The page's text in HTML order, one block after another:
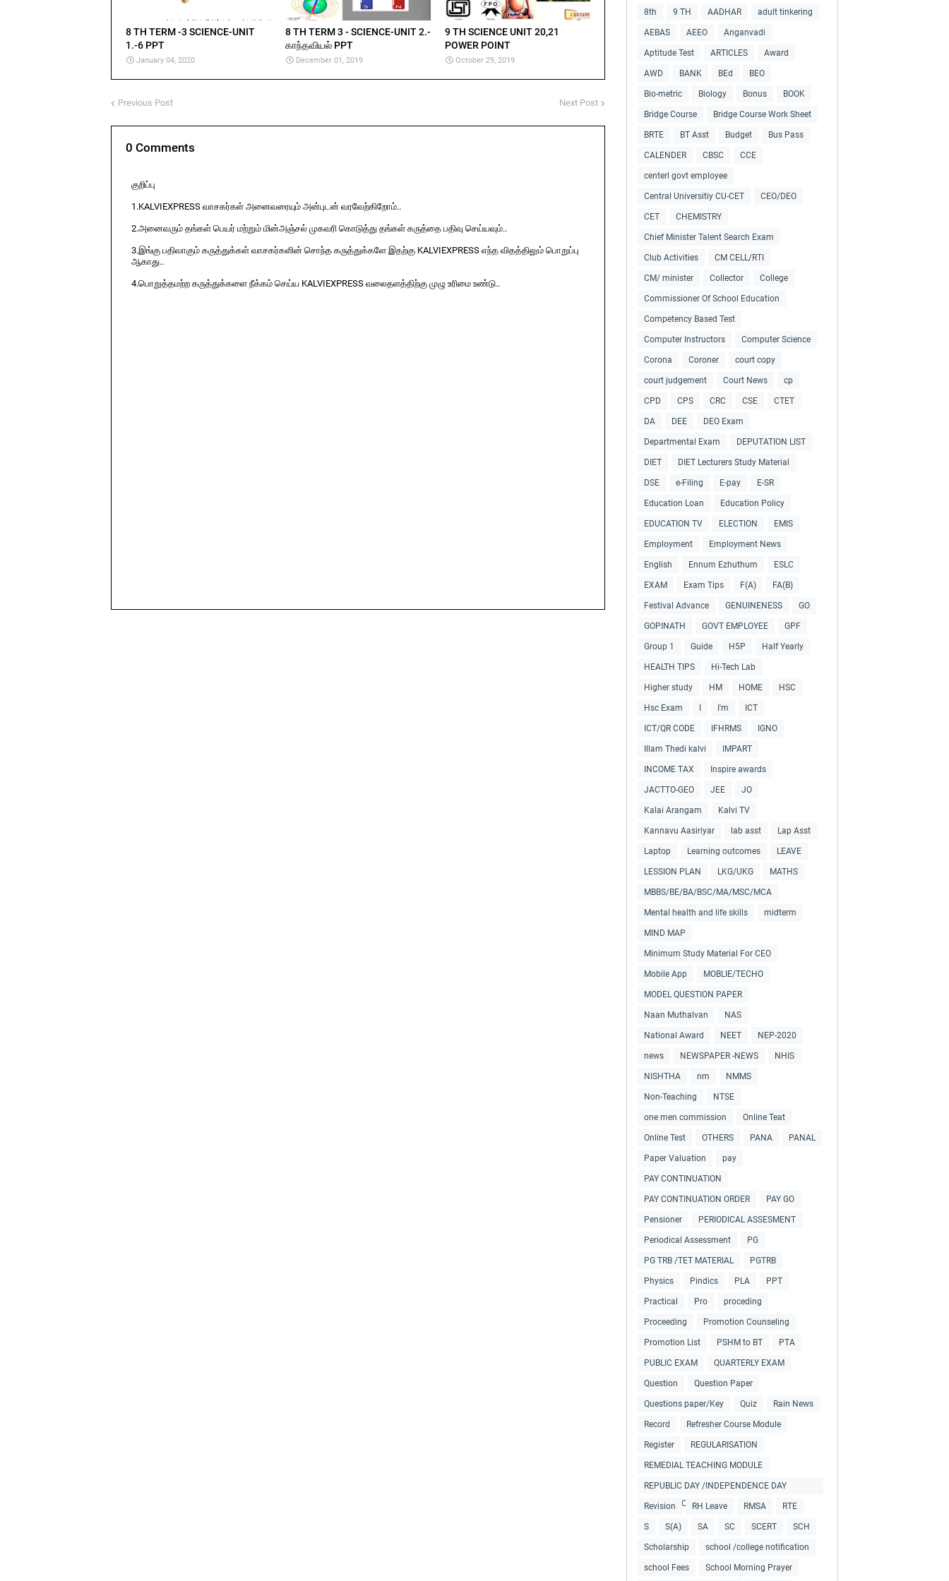
8 TH TERM -3 SCIENCE-UNIT
1.-6 PPT
January 04, 2020
8 TH TERM 3 - SCIENCE-UNIT 2.-
காந்தவியல் PPT
December 01, 2019
9 TH SCIENCE UNIT 20,21
POWER POINT
October 29, 2019
Previous Post Next Post
0 Comments
குறிப்பு
1.KALVIEXPRESS வாசகர்கள் அனைவரையும் அன்புடன் வரவேற்கிறோம்..
2.அனைவரும் தங்கள் பெயர் மற்றும் மின்அஞ்சல் முகவரி கொடுத்து தங்கள் கருத்தை பதிவு செய்யவும்..
3.இங்கு பதிவாகும் கருத்துக்கள் வாசகர்களின் சொந்த கருத்துக்களே இதற்கு KALVIEXPRESS எந்த விதத்திலும் பொறுப்பு
ஆகாது..
4.பொறுத்தமற்ற கருத்துக்களை நீக்கம் செய்ய KALVIEXPRESS வலைதளத்திற்கு முழு உரிமை உண்டு..
8th 9 TH AADHAR adult tinkering
AEBAS AEEO Anganvadi
Aptitude Test ARTICLES Award
AWD BANK BEd BEO
Bio-metric Biology Bonus BOOK
Bridge Course Bridge Course Work Sheet
BRTE BT Asst Budget Bus Pass
CALENDER CBSC CCE
centerl govt employee
Central Universitiy CU-CET CEO/DEO
CET CHEMISTRY
Chief Minister Talent Search Exam
Club Activities CM CELL/RTI
CM/ minister Collector College
Commissioner Of School Education
Competency Based Test
Computer Instructors Computer Science
Corona Coroner court copy
court judgement Court News cp
CPD CPS CRC CSE CTET
DA DEE DEO Exam
Departmental Exam DEPUTATION LIST
DIET DIET Lecturers Study Material
DSE e-Filing E-pay E-SR
Education Loan Education Policy
EDUCATION TV ELECTION EMIS
Employment Employment News
English Ennum Ezhuthum ESLC
EXAM Exam Tips F(A) FA(B)
Festival Advance GENUINENESS GO
GOPINATH GOVT EMPLOYEE GPF
Group 1 Guide H5P Half Yearly
HEALTH TIPS Hi-Tech Lab
Higher study HM HOME HSC
Hsc Exam I'm ICT
ICT/QR CODE IFHRMS IGNO
Illam Thedi kalvi IMPART
INCOME TAX Inspire awards
JACTTO-GEO JEE JO
Kalai Arangam Kalvi TV
Kannavu Aasiriyar lab asst Lap Asst
Laptop Learning outcomes LEAVE
LESSION PLAN LKG/UKG MATHS
MBBS/BE/BA/BSC/MA/MSC/MCA
Mental health and life skills midterm
MIND MAP
Minimum Study Material For CEO
Mobile App MOBLIE/TECHO
MODEL QUESTION PAPER
Naan Muthalvan NAS
National Award NEET NEP-2020
news NEWSPAPER -NEWS NHIS
NISHTHA nm NMMS
Non-Teaching NTSE
one men commission Online Teat
Online Test OTHERS PANA PANAL
Paper Valuation pay
PAY CONTINUATION
PAY CONTINUATION ORDER PAY GO
Pensioner PERIODICAL ASSESMENT
Periodical Assessment PG
PG TRB /TET MATERIAL PGTRB
Physics Pindics PLA PPT
Practical Pro proceding
Proceeding Promotion Counseling
Promotion List PSHM to BT PTA
PUBLIC EXAM QUARTERLY EXAM
Question Question Paper
Questions paper/Key Quiz Rain News
Record Refresher Course Module
Register REGULARISATION
REMEDIAL TEACHING MODULE
REPUBLIC DAY /INDEPENDENCE DAY
COLLECTIONS
Revision RH Leave RMSA RTE
S S(A) SA SC SCERT SCH
Scholarship school /college notification
school Fees School Morning Prayer